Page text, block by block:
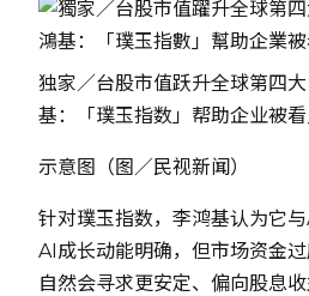
独家／台股市值跃升全球第四
基：「璞玉指数」帮助企业被
示意图（图／民视新闻）
针对璞玉指数，李鸿基认为它与
AI成长动能明确，但市场资金
自然会寻求更安定、偏向股息